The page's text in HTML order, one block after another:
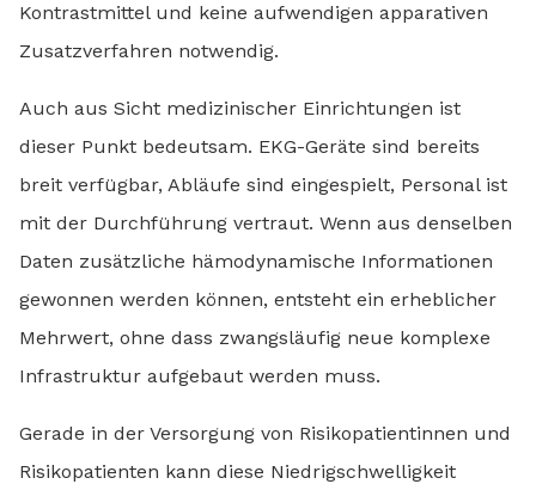
Kontrastmittel und keine aufwendigen apparativen
Zusatzverfahren notwendig.
Auch aus Sicht medizinischer Einrichtungen ist
dieser Punkt bedeutsam. EKG-Geräte sind bereits
breit verfügbar, Abläufe sind eingespielt, Personal ist
mit der Durchführung vertraut. Wenn aus denselben
Daten zusätzliche hämodynamische Informationen
gewonnen werden können, entsteht ein erheblicher
Mehrwert, ohne dass zwangsläufig neue komplexe
Infrastruktur aufgebaut werden muss.
Gerade in der Versorgung von Risikopatientinnen und
Risikopatienten kann diese Niedrigschwelligkeit